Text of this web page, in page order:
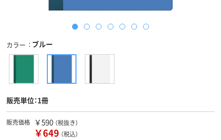
カラー ブルー
販売単位：1冊
販売価格 ￥590 （税抜き）
￥649 （税込）